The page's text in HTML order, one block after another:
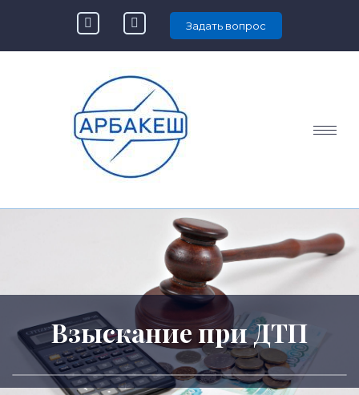
Задать вопрос
Взыскание при ДТП